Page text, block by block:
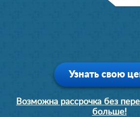
Узнать свою
Возможна рассрочка без
больше!